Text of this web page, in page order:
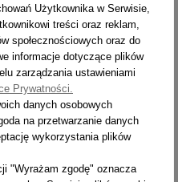
2,9
8,2
14 dni
2x6
Użytkownika w Serwisie,
treści oraz reklam,
społecznościowych oraz do
informacje dotyczące plików
zarządzania ustawieniami
Prywatności.
danych osobowych
na przetwarzanie danych
wykorzystania plików
"Wyrażam zgodę" oznacza